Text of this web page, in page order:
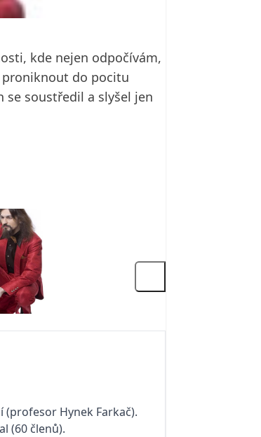
kde nejen odpočívám,
proniknout do pocitu
se soustředil a slyšel jen
(profesor Hynek Farkač).
(60 členů).